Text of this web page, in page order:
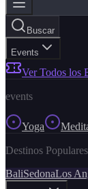
Buscar
Events
Ver Todos los
events
Yoga
Destinos Populares
BaliSedonaLos